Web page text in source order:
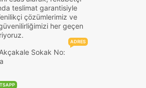
teslimat garantisiyle
çözümlerimiz ve
her geçen
Sokak No:
ADRES